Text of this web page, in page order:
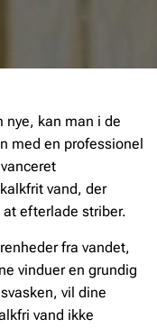
nye, kan man i de
med en professionel
vand, der
efterlade striber.
fra vandet,
vinduer en grundig
vil dine
vand ikke